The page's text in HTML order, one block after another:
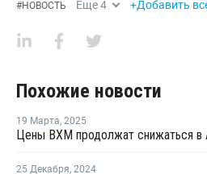
#НОВОСТЬ Еще4 +Добавить
Похожие новости
19 Марта, 2025
Цены ВХМ продолжат снижаться в
25 Декабря, 2024